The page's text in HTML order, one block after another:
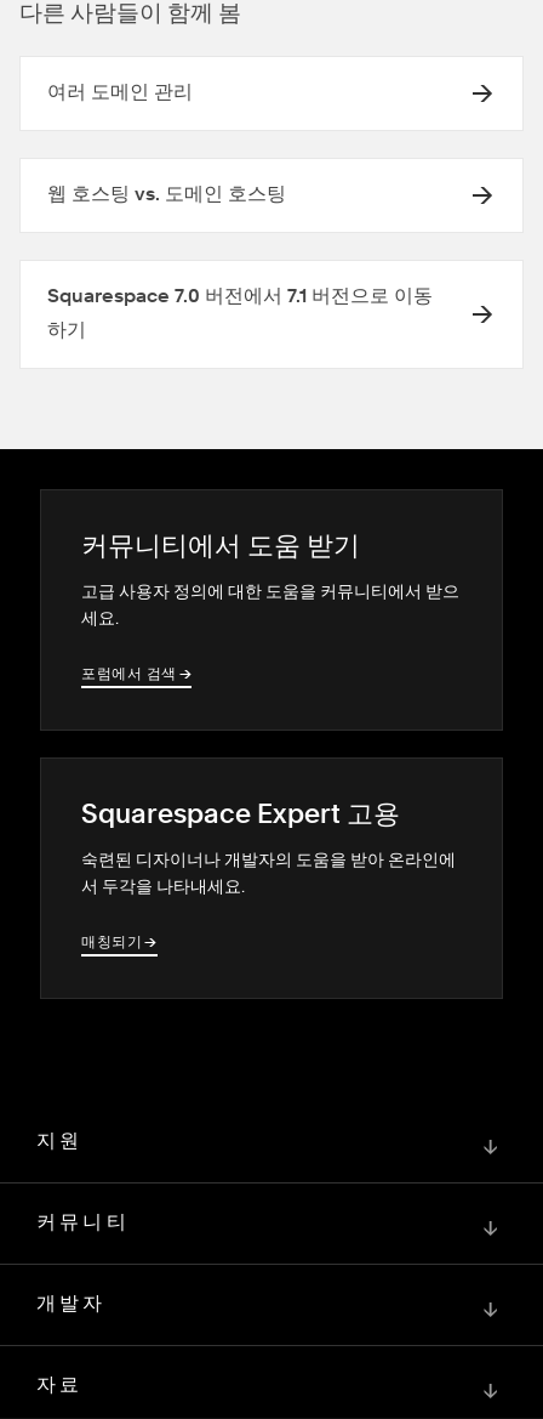
다른 사람들이 함께 봄
여러 도메인 관리
웹 호스팅 vs. 도메인 호스팅
Squarespace 7.0 버전에서 7.1 버전으로 이동
하기
커뮤니티에서 도움 받기
고급 사용자 정의에 대한 도움을 커뮤니티에서 받으
세요.
포럼에서 검색 →
→
Squarespace Expert 고용
숙련된 디자이너나 개발자의 도움을 받아 온라인에
서 두각을 나타내세요.
매칭되기 →
→
지원 ↓
커뮤니티 ↓
개발자 ↓
자료 ↓